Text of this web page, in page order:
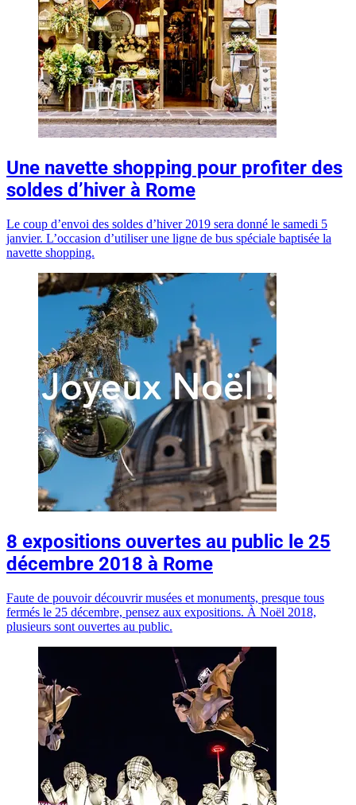
Une navette shopping pour profiter des
soldes d’hiver à Rome
Le coup d’envoi des soldes d’hiver 2019 sera donné le samedi 5
janvier. L’occasion d’utiliser une ligne de bus spéciale baptisée la
navette shopping.
8 expositions ouvertes au public le 25
décembre 2018 à Rome
Faute de pouvoir découvrir musées et monuments, presque tous
fermés le 25 décembre, pensez aux expositions. À Noël 2018,
plusieurs sont ouvertes au public.